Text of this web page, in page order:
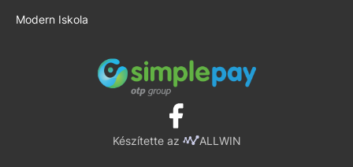
Modern Iskola
Készítette az ALLWIN